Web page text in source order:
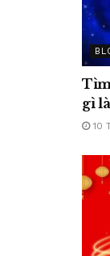
gì
10